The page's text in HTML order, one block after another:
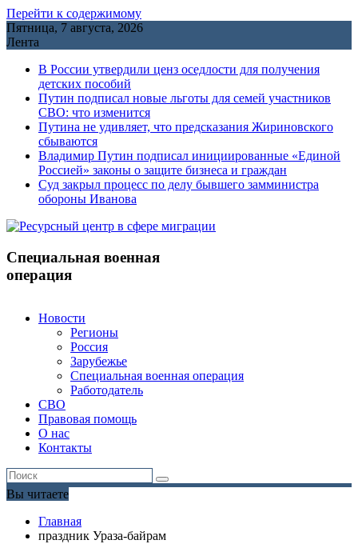
Перейти к содержимому
Пятница, 7 августа, 2026
Лента
В России утвердили ценз оседлости для получения
детских пособий
Путин подписал новые льготы для семей участников
СВО: что изменится
Путина не удивляет, что предсказания Жириновского
сбываются
Владимир Путин подписал инициированные «Единой
Россией» законы о защите бизнеса и граждан
Cуд закрыл процесс по делу бывшего замминистра
обороны Иванова
Специальная военная
операция
Новости
Регионы
Россия
Зарубежье
Специальная военная операция
Работодатель
СВО
Правовая помощь
О нас
Контакты
Вы читаете
Главная
праздник Ураза-байрам